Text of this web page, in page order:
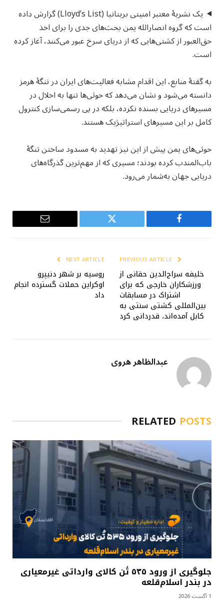
یک نشریۀ معتبر امنیتی بریتانیا (Lloyd’s List) گزارش داده
است که گروه انصارالله یمن بحث‌های جدی را برای اخذ
حق‌العبور از کشتی‌هایی که از دریای سرخ عبور می‌کنند، آغاز کرده
است.
به گفتۀ منابع، این اقدام مشابه فعالیت‌های ایران در تنگۀ هرمز
دانسته می‌شود و نشان می‌دهد که حوثی‌ها تنها به اخلال در
مسیرهای دریایی بسنده نکرده، بلکه در پی رسمی‌سازی کنترول
کامل بر این مسیرهای استراتیژیک هستند.
حوثی‌های یمن پیش از این نیز تهدید به مسدود ساختن تنگۀ
باب‌المندب کرده بودند؛ مسیری که از مهم‌ترین گذرگاه‌های
دریایی جهان به‌شمار می‌رود.
Facebook
Twitter
Email
خلیفه سراج‌الدین حقانی از
ورزشکاران خارجی که برای
اشتراک در مسابقات
بین‌المللی کشتی سنتی به
کابل آمده‌اند، قدردانی کرد
NEXT ARTICLE
روسیه بر شهر دنیپرو
اوکراین حملات گسترده انجام
داد
عبدالظاهر هروی
RELATED POSTS
جلوگیری از ورود ۵۳۵ تُن کالای وارداتی غیرمعیاری
در بندر اسلام‌قلعه
1 آگست 2026